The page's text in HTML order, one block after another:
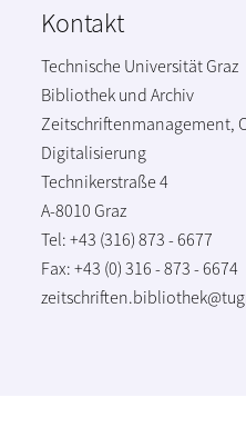
Kontakt
Technische Universität Graz
Bibliothek und Archiv
Zeitschriftenmanagement,
Digitalisierung
Technikerstraße 4
A-8010 Graz
Tel: +43 (316) 873 - 6677
Fax: +43 (0) 316 - 873 - 6674